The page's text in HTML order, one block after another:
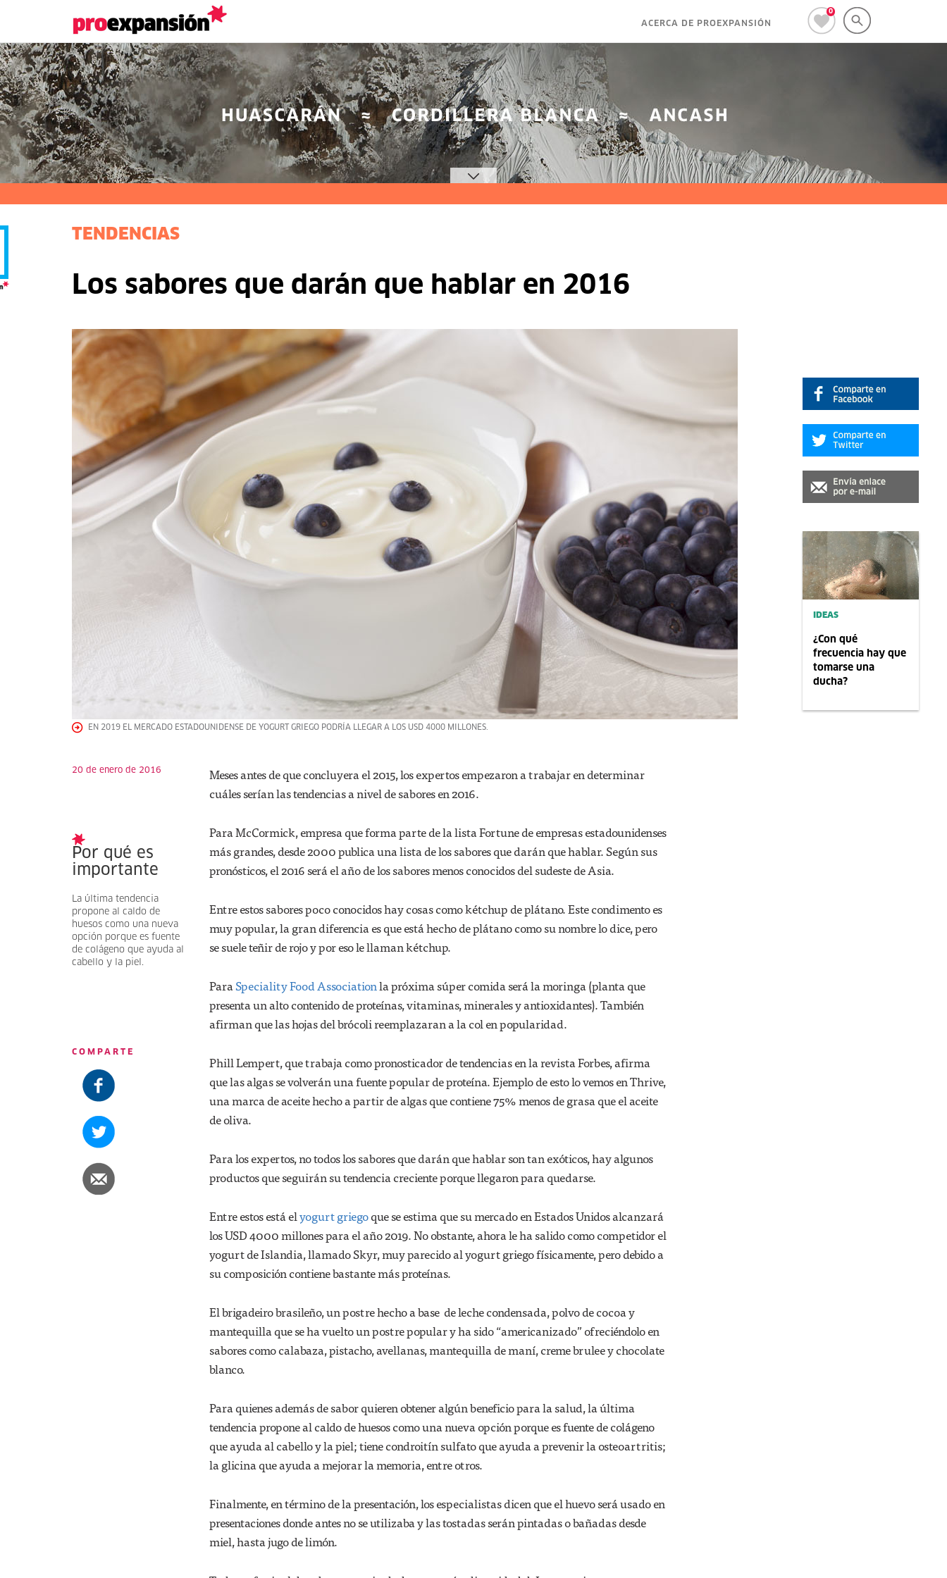
0
ACERCA DE PROEXPANSIÓN
IDEAS
¿Con qué
frecuencia hay que
tomarse una
ducha?
TENDENCIAS
Los sabores que darán que hablar en 2016
EN 2019 EL MERCADO ESTADOUNIDENSE DE YOGURT GRIEGO PODRÍA LLEGAR A LOS USD 4000 MILLONES.
20 de enero de 2016
Por qué es
importante
La última tendencia
propone al caldo de
huesos como una nueva
opción porque es fuente
de colágeno que ayuda al
cabello y la piel.
COMPARTE
Meses antes de que concluyera el 2015, los expertos empezaron a trabajar en determinar
cuáles serían las tendencias a nivel de sabores en 2016.
Para McCormick, empresa que forma parte de la lista Fortune de empresas estadounidenses
más grandes, desde 2000 publica una lista de los sabores que darán que hablar. Según sus
pronósticos, el 2016 será el año de los sabores menos conocidos del sudeste de Asia.
Entre estos sabores poco conocidos hay cosas como kétchup de plátano. Este condimento es
muy popular, la gran diferencia es que está hecho de plátano como su nombre lo dice, pero
se suele teñir de rojo y por eso le llaman kétchup.
ParaSpeciality Food Associationla próxima súper comida será la moringa (planta que
presenta un alto contenido de proteínas, vitaminas, minerales y antioxidantes). También
afirman que las hojas del brócoli reemplazaran a la col en popularidad.
Phill Lempert, que trabaja como pronosticador de tendencias en la revista Forbes, afirma
que las algas se volverán una fuente popular de proteína. Ejemplo de esto lo vemos en Thrive,
una marca de aceite hecho a partir de algas que contiene 75% menos de grasa que el aceite
de oliva.
Para los expertos, no todos los sabores que darán que hablar son tan exóticos, hay algunos
productos que seguirán su tendencia creciente porque llegaron para quedarse.
Entre estos está elyogurt griegoque se estima que su mercado en Estados Unidos alcanzará
los USD 4000 millones para el año 2019. No obstante, ahora le ha salido como competidor el
yogurt de Islandia, llamado Skyr, muy parecido al yogurt griego físicamente, pero debido a
su composición contiene bastante más proteínas.
El brigadeiro brasileño, un postre hecho a base de leche condensada, polvo de cocoa y
mantequilla que se ha vuelto un postre popular y ha sido “americanizado” ofreciéndolo en
sabores como calabaza, pistacho, avellanas, mantequilla de maní, creme brulee y chocolate
blanco.
Para quienes además de sabor quieren obtener algún beneficio para la salud, la última
tendencia propone al caldo de huesos como una nueva opción porque es fuente de colágeno
que ayuda al cabello y la piel; tiene condroitín sulfato que ayuda a prevenir la osteoartritis;
la glicina que ayuda a mejorar la memoria, entre otros.
Finalmente, en término de la presentación, los especialistas dicen que el huevo será usado en
presentaciones donde antes no se utilizaba y las tostadas serán pintadas o bañadas desde
miel, hasta jugo de limón.